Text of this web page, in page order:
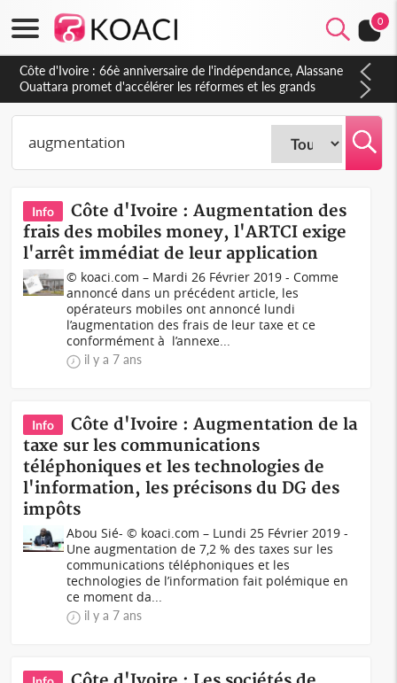
0
Côte d'Ivoire : 66è anniversaire de l'indépendance, Alassane
Ouattara promet d'accélérer les réformes et les grands
investissements pour une nation plus forte et plus prospère
Info
Côte d'Ivoire : Augmentation des
frais des mobiles money, l'ARTCI exige
l'arrêt immédiat de leur application
© koaci.com – Mardi 26 Février 2019 - Comme
annoncé dans un précédent article, les
opérateurs mobiles ont annoncé lundi
l’augmentation des frais de leur taxe et ce
conformément à l’annexe...
il y a 7 ans
Info
Côte d'Ivoire : Augmentation de la
taxe sur les communications
téléphoniques et les technologies de
l'information, les précisons du DG des
impôts
Abou Sié- © koaci.com – Lundi 25 Février 2019 -
Une augmentation de 7,2 % des taxes sur les
communications téléphoniques et les
technologies de l’information fait polémique en
ce moment da...
il y a 7 ans